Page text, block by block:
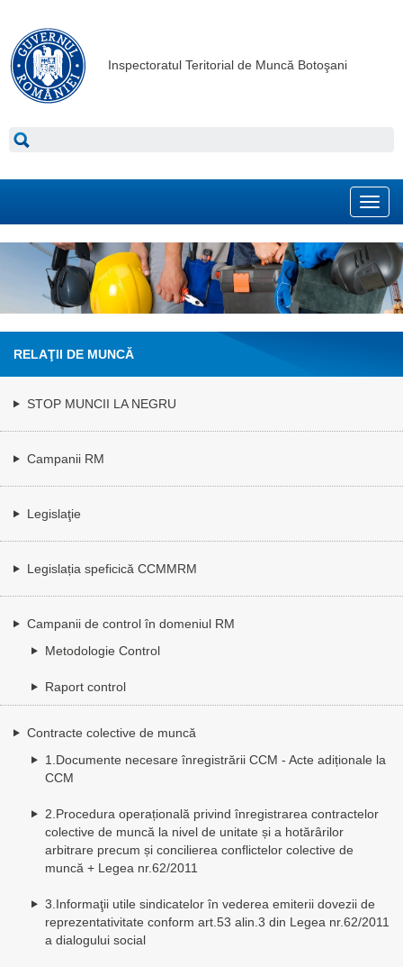
Inspectoratul Teritorial de Muncă Botoşani
RELAŢII DE MUNCĂ
STOP MUNCII LA NEGRU
Campanii RM
Legislaţie
Legislația speficică CCMMRM
Campanii de control în domeniul RM
Metodologie Control
Raport control
Contracte colective de muncă
1.Documente necesare înregistrării CCM - Acte adiționale la
CCM
2.Procedura operațională privind înregistrarea contractelor
colective de muncă la nivel de unitate și a hotărârilor
arbitrare precum și concilierea conflictelor colective de
muncă + Legea nr.62/2011
3.Informaţii utile sindicatelor în vederea emiterii dovezii de
reprezentativitate conform art.53 alin.3 din Legea nr.62/2011
a dialogului social